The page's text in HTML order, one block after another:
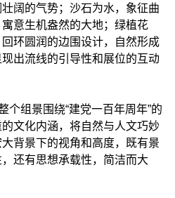
阔的气势；沙石为水，象征曲
意生机盎然的大地；绿植花
环圆润的边围设计，自然形成
出流线的引导性和展位的互动
个组景围绕“建党一百年周年”的
文化内涵，将自然与人文巧妙
背景下的视角和高度，既有景
还有思想承载性，简洁而大